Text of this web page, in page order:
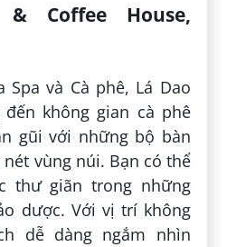
Coffee House,
và Cà phê, Lá Dao
đến không gian cà phê
gũi với những bộ bàn
vùng núi. Bạn có thể
thư giãn trong những
dược. Với vị trí không
dễ dàng ngắm nhìn